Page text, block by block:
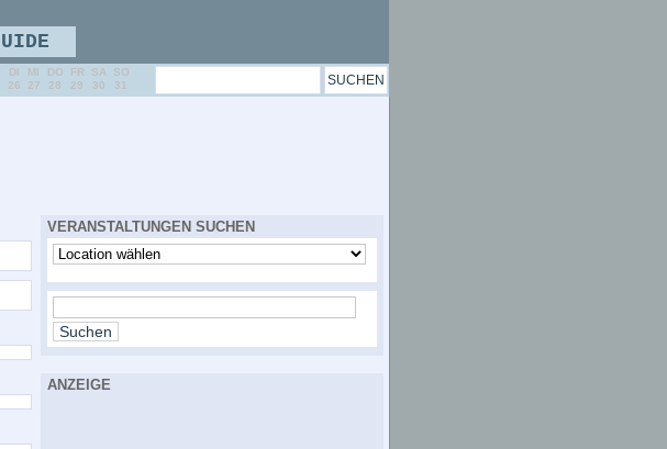
VERANSTALTUNGEN SUCHEN
ANZEIGE
DI
26
MI
27
DO
28
FR
29
SA
30
SO
31